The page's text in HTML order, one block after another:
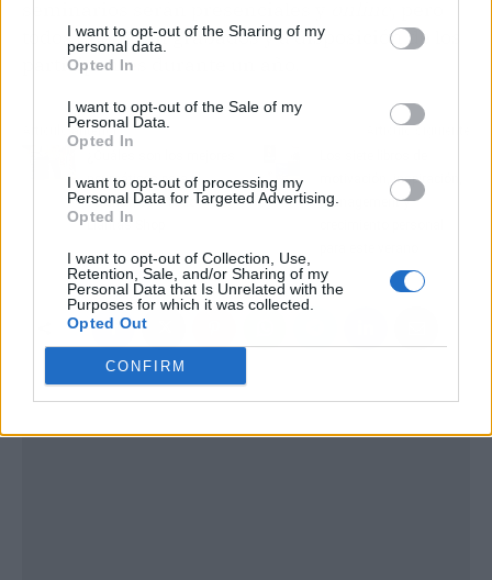
I want to opt-out of the Sharing of my
personal data.
Opted In
I want to opt-out of the Sale of my
Personal Data.
Opted In
I want to opt-out of processing my
Personal Data for Targeted Advertising.
Opted In
I want to opt-out of Collection, Use,
Retention, Sale, and/or Sharing of my
Personal Data that Is Unrelated with the
Purposes for which it was collected.
Opted Out
CONFIRM
todos quedarán grabados y a disposición de los
participantes durante un año.
Artículo anterior
neumáticos para el
verano?, con Todo
Llantas Shop
Artículo siguiente
motivación, inspiración,
management y